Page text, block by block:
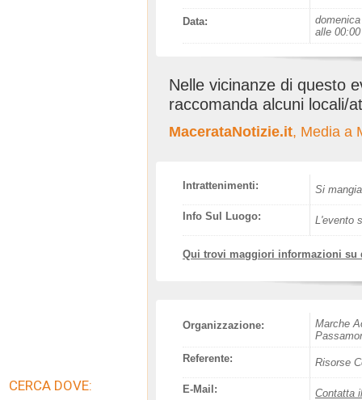
Data:
alle 00:00
Nelle vicinanze di questo
raccomanda alcuni locali/
MacerataNotizie.it, Media a
Intrattenimenti: Si mangia
Info Sul Luogo: L'evento
Qui trovi maggiori informazioni su
Organizzazione:
Marche
Referente:
Risorse
E-Mail: Contatta
CERCA DOVE: